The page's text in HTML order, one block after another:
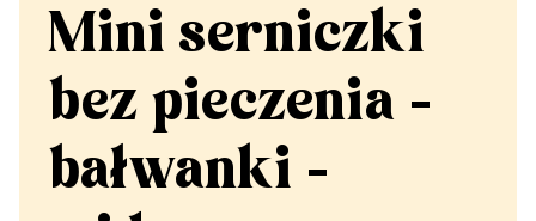
Mini serniczki
bez pieczenia -
bałwanki -